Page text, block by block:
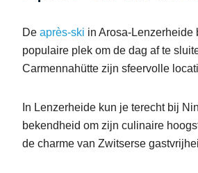
Deaprès-ski in Arosa-Lenzerheide
populaire plek om de dag af te
Carmennahütte zijn sfeervolle
In Lenzerheide kun je terecht bij
bekendheid om zijn culinaire
de charme van Zwitserse